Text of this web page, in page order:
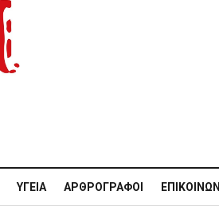
ΥΓΕΊΑ ΑΡΘΡΟΓΡΆΦΟΙ